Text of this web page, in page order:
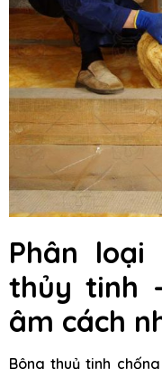
Phân loại
thủy tinh
âm cách
Bông thuỷ tinh